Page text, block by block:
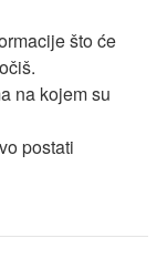
što će
na kojem su
postati